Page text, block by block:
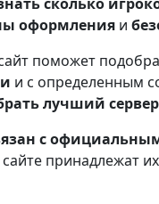
оформления и
поможет
и с определенным
лучший
с
принадлежат